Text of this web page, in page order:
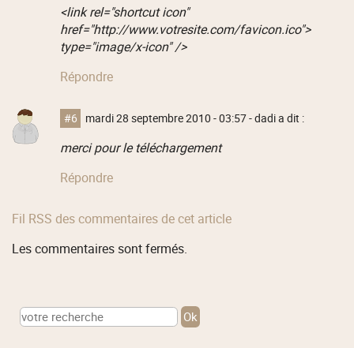
<link rel="shortcut icon"
href="http://www.votresite.com/favicon.ico">
type="image/x-icon" />
Répondre
#6 mardi 28 septembre 2010 - 03:57- dadi a dit :
merci pour le téléchargement
Répondre
Fil RSS des commentaires de cet article
Les commentaires sont fermés.